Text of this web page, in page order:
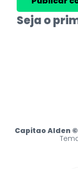
Seja o
Capitao Alden